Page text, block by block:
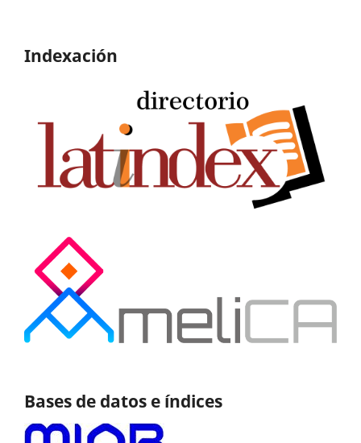
Indexación
Bases de datos e índices